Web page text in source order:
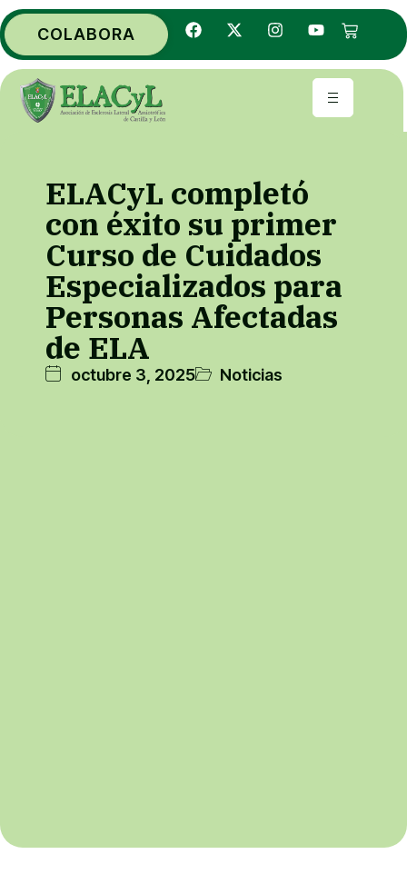
COLABORA
ELACyL completó
con éxito su primer
Curso de Cuidados
Especializados para
Personas Afectadas
de ELA
octubre 3, 2025 Noticias